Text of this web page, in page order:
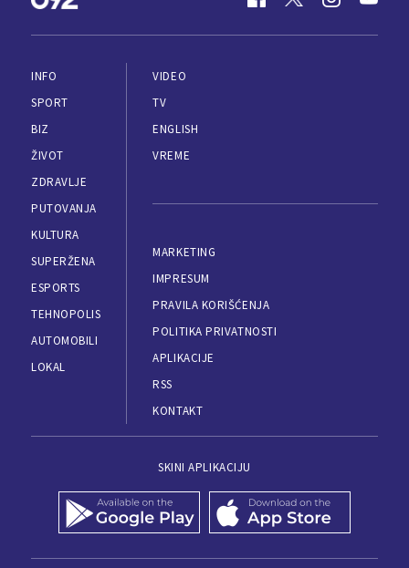
INFO
SPORT
BIZ
ŽIVOT
ZDRAVLJE
PUTOVANJA
KULTURA
SUPERŽENA
ESPORTS
TEHNOPOLIS
AUTOMOBILI
LOKAL
VIDEO
TV
ENGLISH
VREME
MARKETING
IMPRESUM
PRAVILA KORIŠĆENJA
POLITIKA PRIVATNOSTI
APLIKACIJE
RSS
KONTAKT
SKINI APLIKACIJU